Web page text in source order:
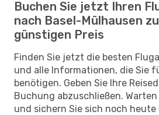
Buchen Sie jetzt Ihren
nach Basel-Mülhausen
günstigen Preis
Finden Sie jetzt die besten
und alle Informationen, die Sie
benötigen. Geben Sie Ihre
Buchung abzuschließen.
und sichern Sie sich noch heute